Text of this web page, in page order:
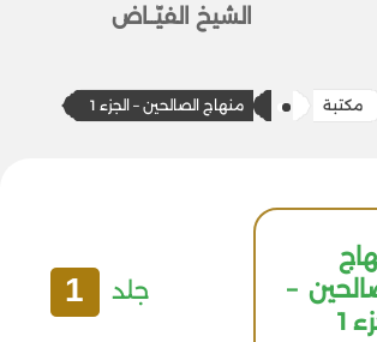
الشيخ الفيّــاض
مكتبة منهاج الصالحين – الجزء 1
–
1
جلد 1